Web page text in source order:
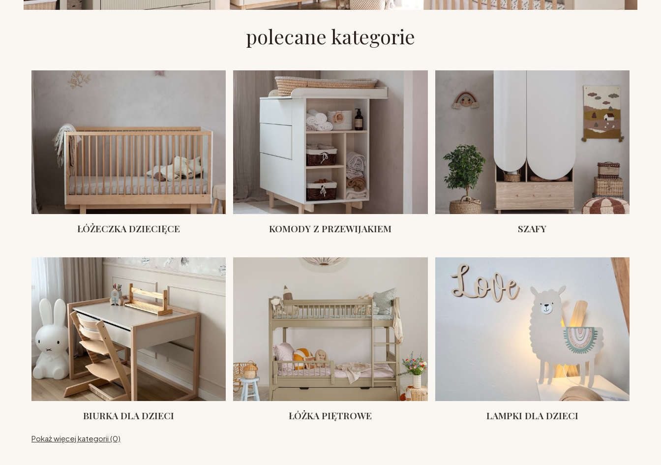
polecane kategorie
ŁÓŻECZKA DZIECIĘCE KOMODY Z PRZEWIJAKIEM SZAFY
BIURKA DLA DZIECI ŁÓŻKA PIĘTROWE LAMPKI DLA DZIECI
Pokaż więcej kategorii (0)